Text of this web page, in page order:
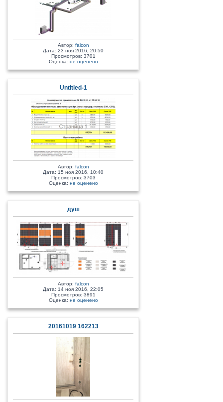
Автор: falcon
Дата: 23 ноя 2016, 20:50
Просмотров: 3701
Оценка: не оценено
Untitled-1
Автор: falcon
Дата: 15 ноя 2016, 10:40
Просмотров: 3703
Оценка: не оценено
душ
Автор: falcon
Дата: 14 ноя 2016, 22:05
Просмотров: 3891
Оценка: не оценено
20161019 162213